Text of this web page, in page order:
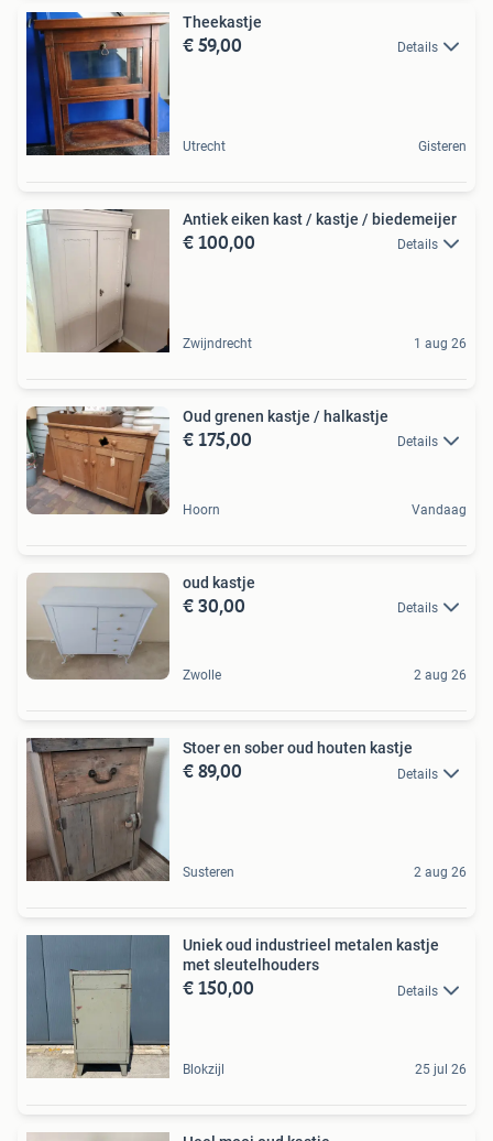
Theekastje
€ 59,00 Details
Utrecht Gisteren
Antiek eiken kast / kastje / biedemeijer
€ 100,00 Details
Zwijndrecht 1 aug 26
Oud grenen kastje / halkastje
€ 175,00 Details
Hoorn Vandaag
oud kastje
€ 30,00 Details
Zwolle 2 aug 26
Stoer en sober oud houten kastje
€ 89,00 Details
Susteren 2 aug 26
Uniek oud industrieel metalen kastje
met sleutelhouders
€ 150,00 Details
Blokzijl 25 jul 26